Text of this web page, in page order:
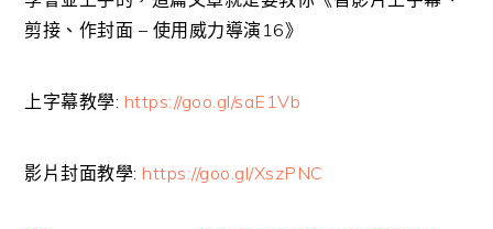
剪接、作封面 – 使用威力導演16》
上字幕教學: https://goo.gl/saE1Vb
影片封面教學: https://goo.gl/XszPNC